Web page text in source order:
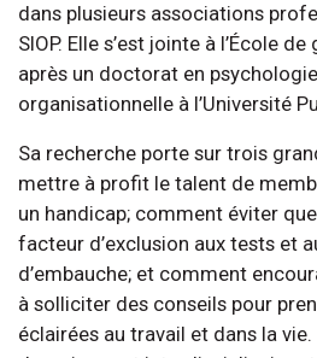
dans plusieurs associations
SIOP. Elle s’est jointe à l’École
après un doctorat en
organisationnelle à l’Université
Sa recherche porte sur trois
mettre à profit le talent de
un handicap; comment éviter
facteur d’exclusion aux tests et
d’embauche; et comment
à solliciter des conseils pour
éclairées au travail et dans la